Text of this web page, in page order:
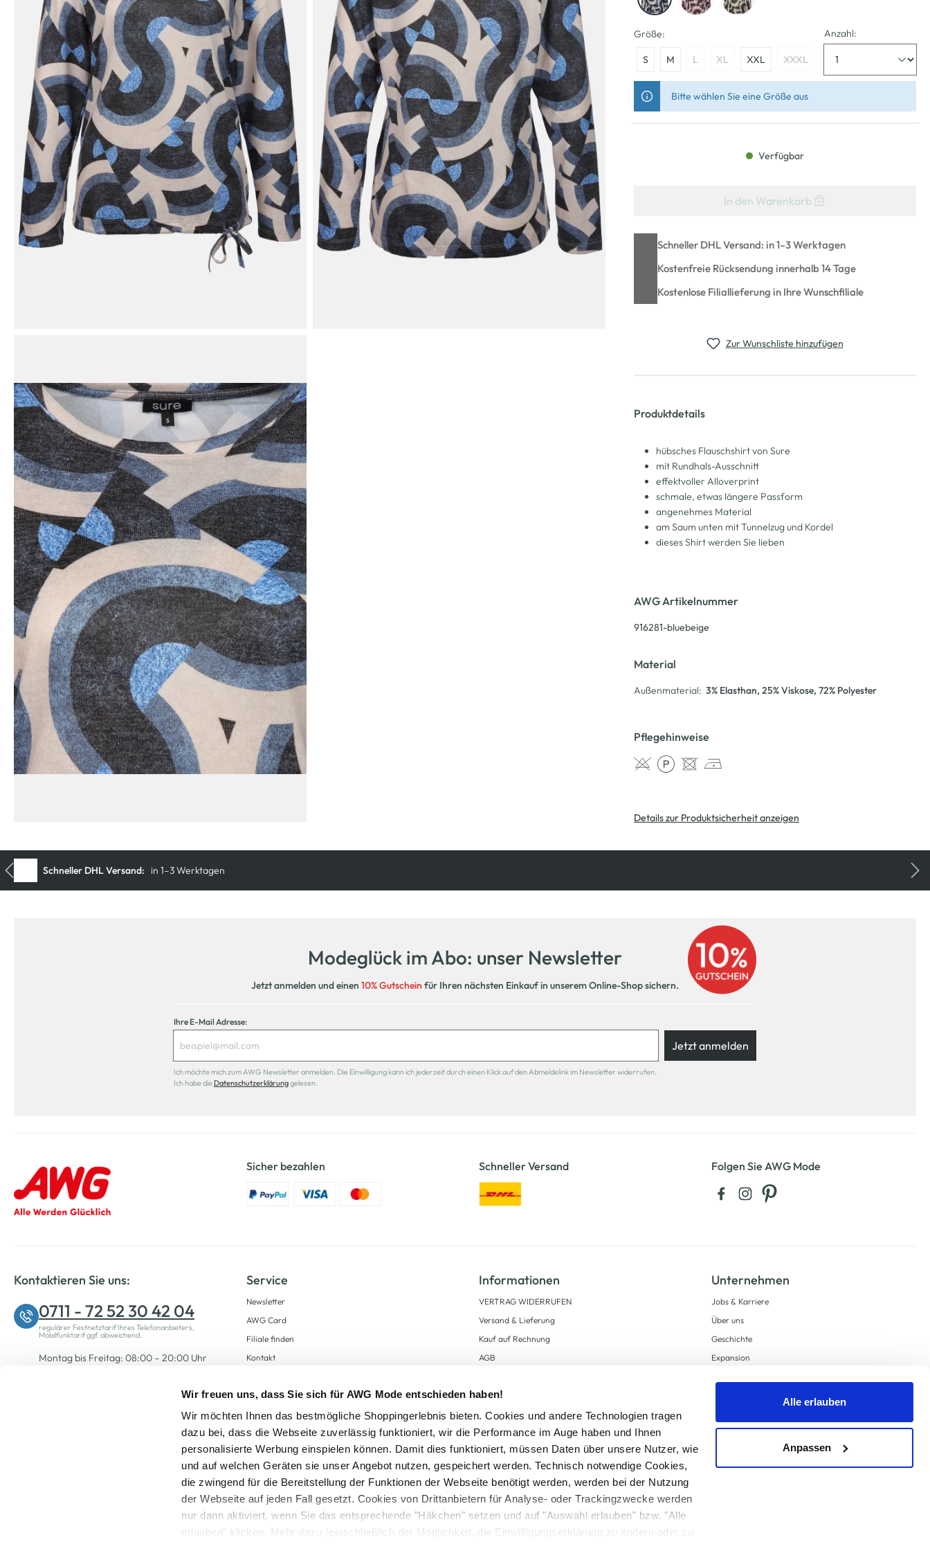
Wir freuen uns, dass Sie sich für AWG Mode entschieden haben!
Wir möchten Ihnen das bestmögliche Shoppingerlebnis bieten. Cookies und andere Technologien tragen
dazu bei, dass die Webseite zuverlässig funktioniert, wir die Performance im Auge haben und Ihnen
personalisierte Werbung einspielen können. Damit dies funktioniert, müssen Daten über unsere Nutzer, wie
und auf welchen Geräten sie unser Angebot nutzen, gespeichert werden. Technisch notwendige Cookies,
die zwingend für die Bereitstellung der Funktionen der Webseite benötigt werden, werden bei der Nutzung
der Webseite auf jeden Fall gesetzt. Cookies von Drittanbietern für Analyse- oder Trackingzwecke werden
nur dann aktiviert, wenn Sie das entsprechende "Häkchen" setzen und auf "Auswahl erlauben" bzw. "Alle
erlauben" klicken. Mehr dazu (einschließlich der Möglichkeit, die Einwilligungserklärung zu ändern oder zu
Alle erlauben
Anpassen
Größe:
S M L XL XXL XXXL
Anzahl:
Bitte wählen Sie eine Größe aus
Verfügbar
In den Warenkorb
Schneller DHL Versand: in 1–3 Werktagen
Kostenfreie Rücksendung innerhalb 14 Tage
Kostenlose Filiallieferung in Ihre Wunschfiliale
Zur Wunschliste hinzufügen
Produktdetails
hübsches Flauschshirt von Sure
mit Rundhals-Ausschnitt
effektvoller Alloverprint
schmale, etwas längere Passform
angenehmes Material
am Saum unten mit Tunnelzug und Kordel
dieses Shirt werden Sie lieben
AWG Artikelnummer
916281-bluebeige
Material
Außenmaterial: 3% Elasthan, 25% Viskose, 72% Polyester
Pflegehinweise
Details zur Produktsicherheit anzeigen
Modeglück im Abo: unser Newsletter
Jetzt anmelden und einen 10% Gutschein für Ihren nächsten Einkauf in unserem Online-Shop sichern.
Ihre E-Mail Adresse:
Jetzt anmelden
Ich möchte mich zum AWG Newsletter anmelden. Die Einwilligung kann ich jederzeit durch einen Klick auf den Abmeldelink im Newsletter widerrufen.
Ich habe die Datenschutzerklärunggelesen.
Sicher bezahlen Schneller Versand Folgen Sie AWG Mode
Kontaktieren Sie uns:
0711 - 72 52 30 42 04
regulärer Festnetztarif Ihres Telefonanbieters,
Mobilfunktarif ggf. abweichend.
Montag bis Freitag: 08:00 – 20:00 Uhr
Service
Newsletter
AWG Card
Filiale finden
Kontakt
Informationen
VERTRAG WIDERRUFEN
Versand & Lieferung
Kauf auf Rechnung
AGB
Zahlungsarten
Datenschutz
AWG CARD Teilnahmebedingungen
Unternehmen
Jobs & Karriere
Über uns
Geschichte
Expansion
Barrierefreiheit
Alle Preise inkl. gesetzl. Mehrwertsteuer zzgl.